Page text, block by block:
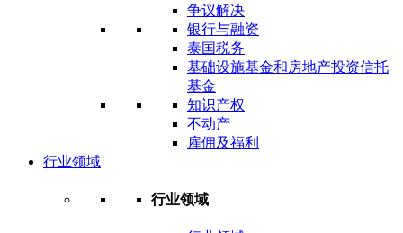
争议解决
银行与融资
泰国税务
基础设施基金和房地产投资信托
基金
知识产权
不动产
雇佣及福利
行业领域
行业领域